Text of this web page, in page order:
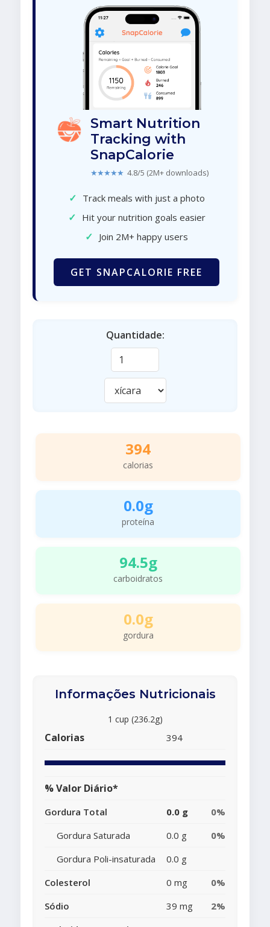
Smart Nutrition
Tracking with
SnapCalorie
★★★★★ 4.8/5 (2M+ downloads)
✓ Track meals with just a photo
✓ Hit your nutrition goals easier
✓ Join 2M+ happy users
GET SNAPCALORIE FREE
Quantidade:
394
calorias
0.0g
proteína
94.5g
carboidratos
0.0g
gordura
Informações Nutricionais
1 cup (236.2g)
Calorias 394
% Valor Diário*
Gordura Total 0.0 g
0%
Gordura Saturada
0.0 g
0%
Gordura Poli-insaturada
0.0 g
Colesterol
0 mg
0%
Sódio
39 mg
2%